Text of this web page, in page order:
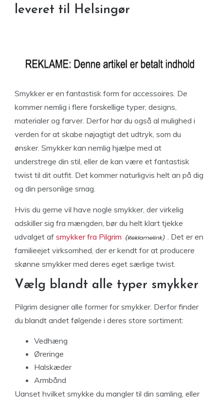
leveret til Helsingør
Smykker er en fantastisk form for accessoires. De
kommer nemlig i flere forskellige typer, designs,
materialer og farver. Derfor har du også al mulighed i
verden for at skabe nøjagtigt det udtryk, som du
ønsker. Smykker kan nemlig hjælpe med at
understrege din stil, eller de kan være et fantastisk
twist til dit outfit. Det kommer naturligvis helt an på dig
og din personlige smag.
Hvis du gerne vil have nogle smykker, der virkelig
adskiller sig fra mængden, bør du helt klart tjekke
udvalget af smykker fra Pilgrim
. Det er en
familieejet virksomhed, der er kendt for at producere
skønne smykker med deres eget særlige twist.
Vælg blandt alle typer smykker
Pilgrim designer alle former for smykker. Derfor finder
du blandt andet følgende i deres store sortiment:
Vedhæng
Øreringe
Halskæder
Armbånd
Uanset hvilket smykke du mangler til din samling, eller